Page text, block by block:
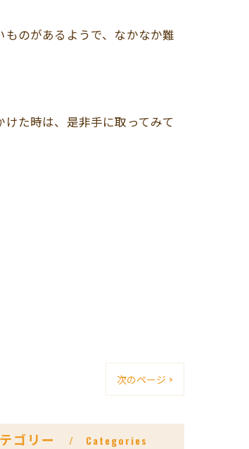
のがあるようで、なかなか難
た時は、是非手に取ってみて
次のページ >
ゴリー Categories